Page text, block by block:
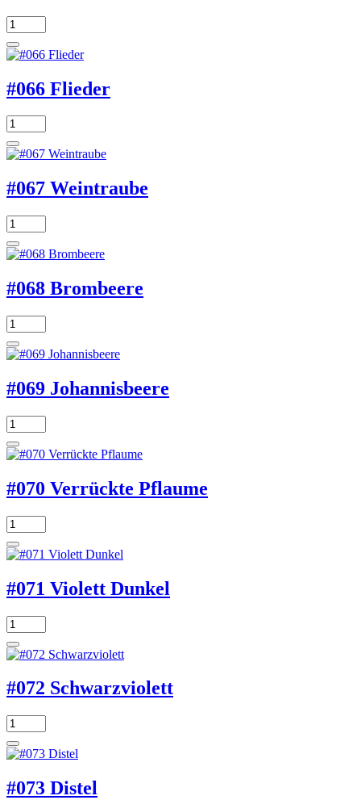
#066 Flieder
#067 Weintraube
#068 Brombeere
#069 Johannisbeere
#070 Verrückte Pflaume
#071 Violett Dunkel
#072 Schwarzviolett
#073 Distel